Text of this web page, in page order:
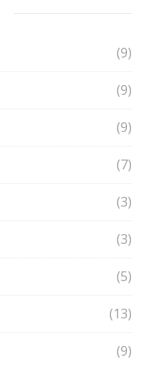
(9)
(9)
(9)
(7)
(3)
(3)
(5)
(13)
(9)